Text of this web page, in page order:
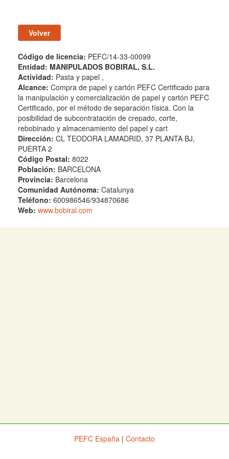
Código de licencia: PEFC/14-33-00099
Entidad: MANIPULADOS BOBIRAL, S.L.
Actividad: Pasta y papel ,
Alcance: Compra de papel y cartón PEFC Certificado para
la manipulación y comercialización de papel y cartón PEFC
Certificado, por el método de separación física. Con la
posibilidad de subcontratación de crepado, corte,
rebobinado y almacenamiento del papel y cart
Dirección: CL TEODORA LAMADRID, 37 PLANTA BJ,
PUERTA 2
Código Postal: 8022
Población: BARCELONA
Provincia: Barcelona
Comunidad Autónoma: Catalunya
Teléfono: 600986546/934870686
Web: www.bobiral.com
PEFC España | Contacto